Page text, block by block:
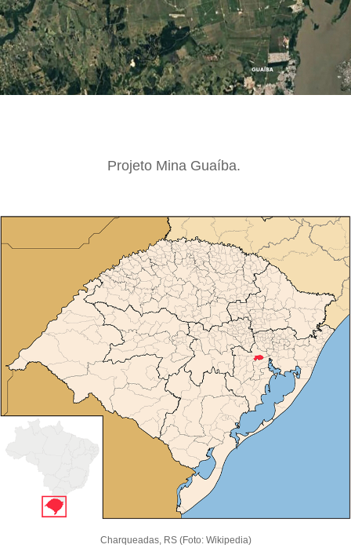
Projeto Mina Guaíba.
Charqueadas, RS (Foto: Wikipedia)